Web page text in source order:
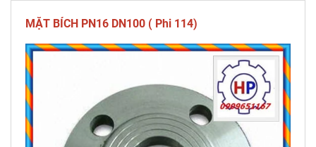
MẶT BÍCH PN16 DN100 ( Phi 114)